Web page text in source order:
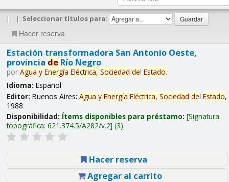
| | Seleccionar títulos para:
Hacer reserva
Estación transformadora San Antonio Oeste,
provincia deRío Negro
por Agua y Energía Eléctrica, Sociedad del Estado.
Idioma: Español
Editor: Buenos Aires: Agua y Energía Eléctrica, Sociedad del Estado,
1988
Disponibilidad: Ítems disponibles para préstamo: Signatura
topográfica: 621.374.5/A282/v.2 (3).
Hacer reserva
Agregar al carrito